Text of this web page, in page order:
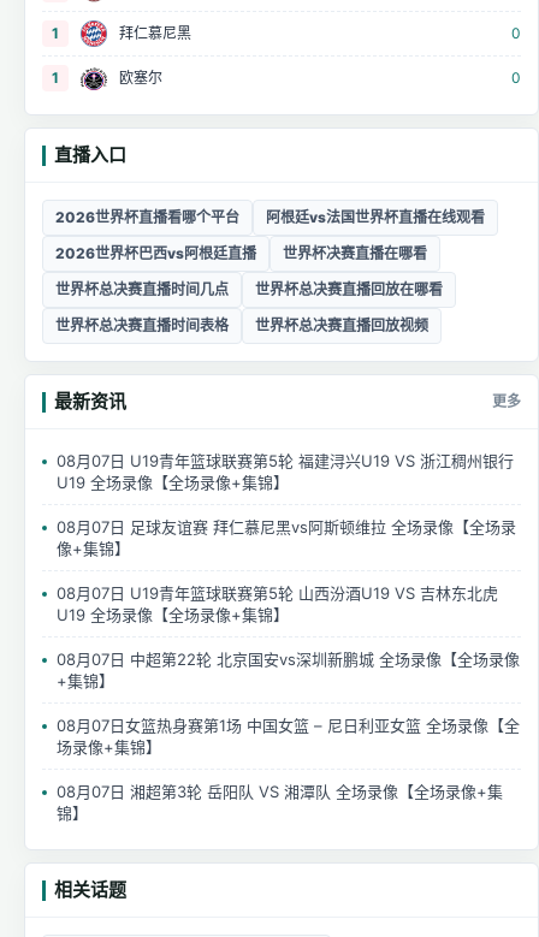
1 拜仁慕尼黑 0
1 欧塞尔 0
直播入口
2026世界杯直播看哪个平台
阿根廷vs法国世界杯直播在线观看
2026世界杯巴西vs阿根廷直播
世界杯决赛直播在哪看
世界杯总决赛直播时间几点
世界杯总决赛直播回放在哪看
世界杯总决赛直播时间表格
世界杯总决赛直播回放视频
最新资讯 更多
08月07日 U19青年篮球联赛第5轮 福建浔兴U19 VS 浙江稠州银行
U19 全场录像【全场录像+集锦】
08月07日 足球友谊赛 拜仁慕尼黑vs阿斯顿维拉 全场录像【全场录
像+集锦】
08月07日 U19青年篮球联赛第5轮 山西汾酒U19 VS 吉林东北虎
U19 全场录像【全场录像+集锦】
08月07日 中超第22轮 北京国安vs深圳新鹏城 全场录像【全场录像
+集锦】
08月07日女篮热身赛第1场 中国女篮 – 尼日利亚女篮 全场录像【全
场录像+集锦】
08月07日 湘超第3轮 岳阳队 VS 湘潭队 全场录像【全场录像+集
锦】
相关话题